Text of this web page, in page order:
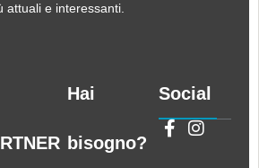
attuali e interessanti.
Hai
bisogno?
Social